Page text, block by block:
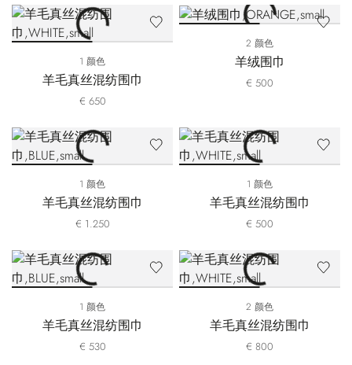
1 颜色
羊毛真丝混纺围巾
€ 650
2 颜色
羊绒围巾
€ 500
1 颜色
羊毛真丝混纺围巾
€ 1.250
1 颜色
羊毛真丝混纺围巾
€ 500
1 颜色
羊毛真丝混纺围巾
€ 530
2 颜色
羊毛真丝混纺围巾
€ 800